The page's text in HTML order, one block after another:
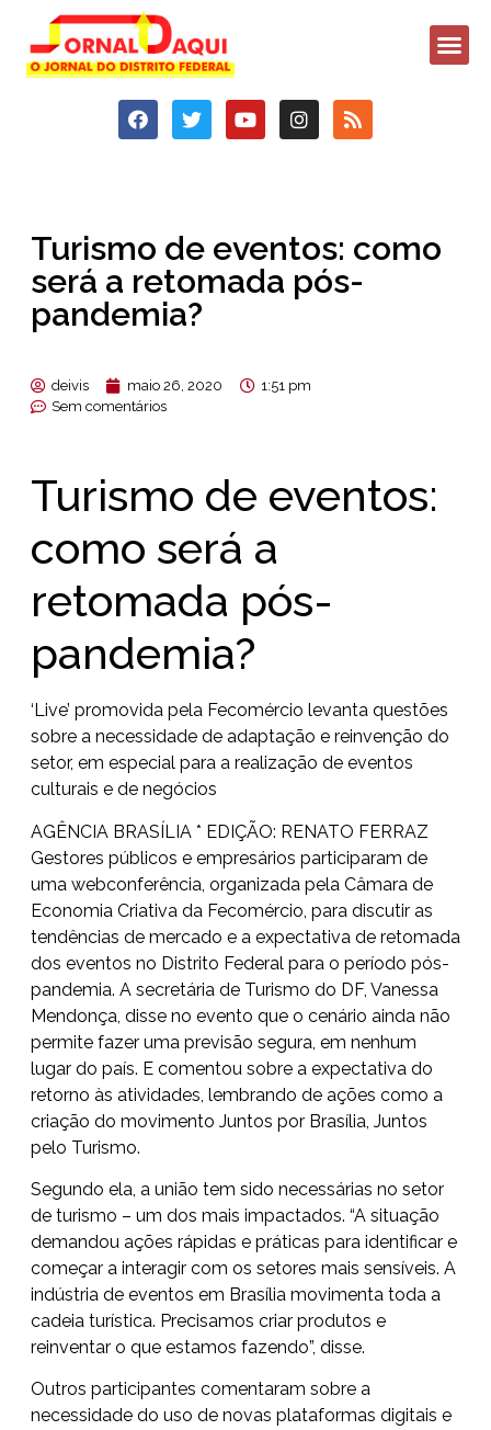
Turismo de eventos: como
será a retomada pós-
pandemia?
deivis maio 26, 2020
1:51 pm
Sem comentários
Turismo de eventos:
como será a
retomada pós-
pandemia?
‘Live’ promovida pela Fecomércio levanta questões
sobre a necessidade de adaptação e reinvenção do
setor, em especial para a realização de eventos
culturais e de negócios
AGÊNCIA BRASÍLIA * EDIÇÃO: RENATO FERRAZ
Gestores públicos e empresários participaram de
uma webconferência, organizada pela Câmara de
Economia Criativa da Fecomércio, para discutir as
tendências de mercado e a expectativa de retomada
dos eventos no Distrito Federal para o período pós-
pandemia. A secretária de Turismo do DF, Vanessa
Mendonça, disse no evento que o cenário ainda não
permite fazer uma previsão segura, em nenhum
lugar do país. E comentou sobre a expectativa do
retorno às atividades, lembrando de ações como a
criação do movimento Juntos por Brasília, Juntos
pelo Turismo.
Segundo ela, a união tem sido necessárias no setor
de turismo – um dos mais impactados. “A situação
demandou ações rápidas e práticas para identificar e
começar a interagir com os setores mais sensíveis. A
indústria de eventos em Brasília movimenta toda a
cadeia turística. Precisamos criar produtos e
reinventar o que estamos fazendo”, disse.
Outros participantes comentaram sobre a
necessidade do uso de novas plataformas digitais e